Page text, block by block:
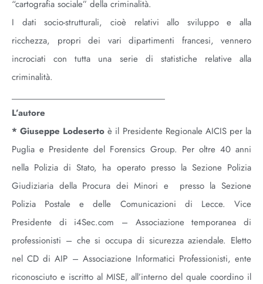
“cartografia sociale” della criminalità.
I dati socio-strutturali, cioè relativi allo sviluppo e alla
ricchezza, propri dei vari dipartimenti francesi, vennero
incrociati con tutta una serie di statistiche relative alla
criminalità.
L’autore
*Giuseppe Lodeserto è il Presidente Regionale AICIS per la
Puglia e Presidente del Forensics Group. Per oltre 40 anni
nella Polizia di Stato, ha operato presso la Sezione Polizia
Giudiziaria della Procura dei Minori e presso la Sezione
Polizia Postale e delle Comunicazioni di Lecce. Vice
Presidente di i4Sec.com – Associazione temporanea di
professionisti – che si occupa di sicurezza aziendale. Eletto
nel CD di AIP – Associazione Informatici Professionisti, ente
riconosciuto e iscritto al MISE, all’interno del quale coordino il